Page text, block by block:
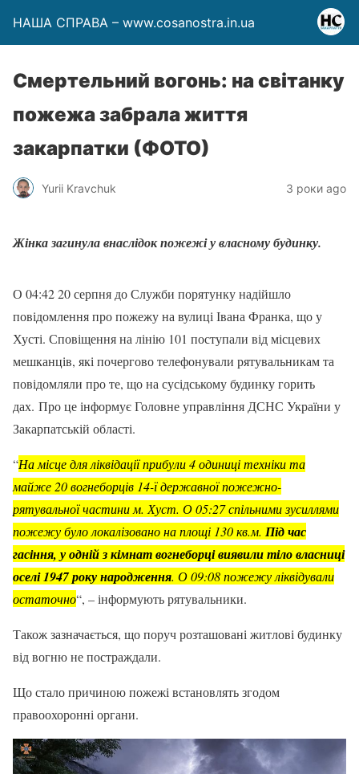
НАША СПРАВА – www.cosanostra.in.ua
Смертельний вогонь: на світанку
пожежа забрала життя
закарпатки (ФОТО)
Yurii Kravchuk 3 роки ago
Жінка загинула внаслідок пожежі у власному будинку.
О 04:42 20 серпня до Служби порятунку надійшло
повідомлення про пожежу на вулиці Івана Франка, що у
Хусті. Сповіщення на лінію 101 поступали від місцевих
мешканців, які почергово телефонували рятувальникам та
повідомляли про те, що на сусідському будинку горить
дах. Про це інформує Головне управління ДСНС України у
Закарпатській області.
“На місце для ліквідації прибули 4 одиниці техніки та
майже 20 вогнеборців 14-ї державної пожежно-
рятувальної частини м. Хуст. О 05:27 спільними зусиллями
пожежу було локалізовано на площі 130 кв.м. Під час
гасіння, у одній з кімнат вогнеборці виявили тіло власниці
оселі 1947 року народження. О 09:08 пожежу ліквідували
остаточно“, – інформують рятувальники.
Також зазначається, що поруч розташовані житлові будинку
від вогню не постраждали.
Що стало причиною пожежі встановлять згодом
правоохоронні органи.